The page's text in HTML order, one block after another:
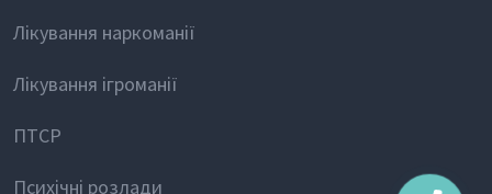
Лікування наркоманії
Лікування ігроманії
ПТСР
Психічні розлади